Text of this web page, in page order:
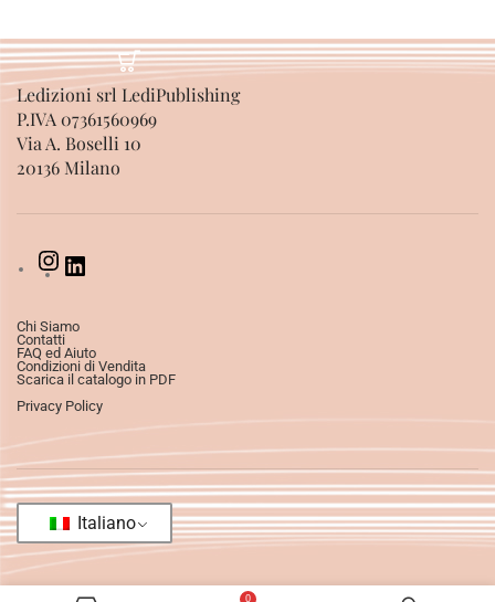
Ledizioni srl LediPublishing
P.IVA 07361560969
Via A. Boselli 10
20136 Milano
Chi Siamo
Contatti
FAQ ed Aiuto
Condizioni di Vendita
Scarica il catalogo in PDF
Privacy Policy
Italiano
0